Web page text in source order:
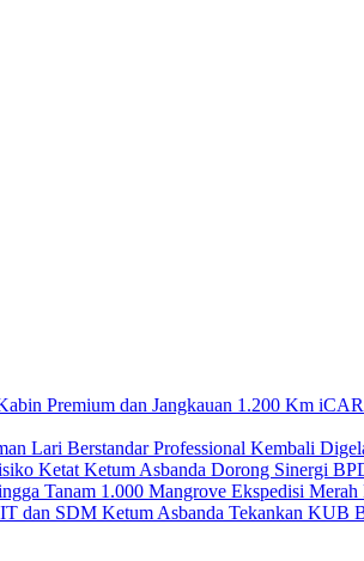
iCAR
Kembali
Ketum Asbanda Dorong Sinergi
Ekspedisi
Ketum Asbanda Tekankan KUB